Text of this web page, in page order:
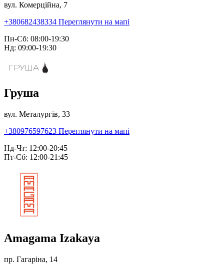
вул. Комерційна, 7
+380682438334 Переглянути на мапі
Пн-Сб: 08:00-19:30
Нд: 09:00-19:30
Груша
вул. Металургів, 33
+380976597623 Переглянути на мапі
Нд-Чт: 12:00-20:45
Пт-Сб: 12:00-21:45
Amagama Izakaya
пр. Гагаріна, 14